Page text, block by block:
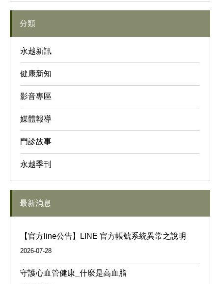
分類
永越新訊
健康新知
影音專區
媒體報導
門診故事
永越季刊
最新消息
【官方line公告】LINE 官方帳號系統異常之說明
2026-07-28
守護心血管健康_什麼是高血脂